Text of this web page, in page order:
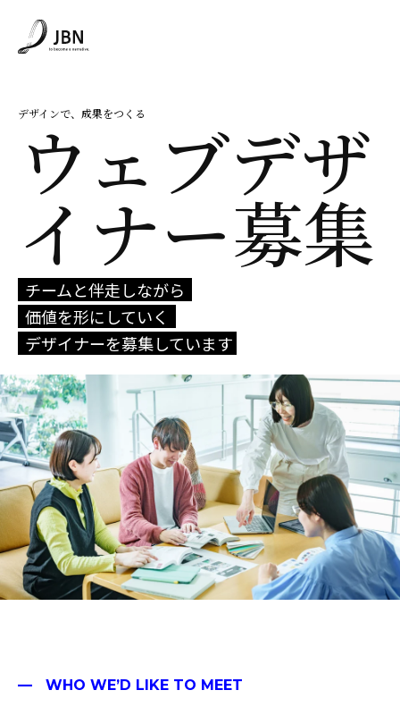
デザインで、成果をつくる
ウェブデザ
イナー募集
チームと伴走しながら
価値を形にしていく
デザイナーを募集しています
WHO WE’D LIKE TO MEET